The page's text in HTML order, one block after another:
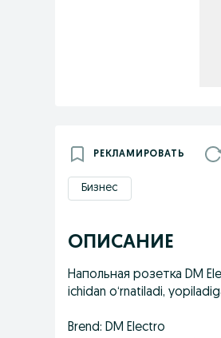
РЕКЛАМИРОВАТЬ
Бизнес
ОПИСАНИЕ
Напольная розетка DM
ichidan o‘rnatiladi,
Brend: DM Electro